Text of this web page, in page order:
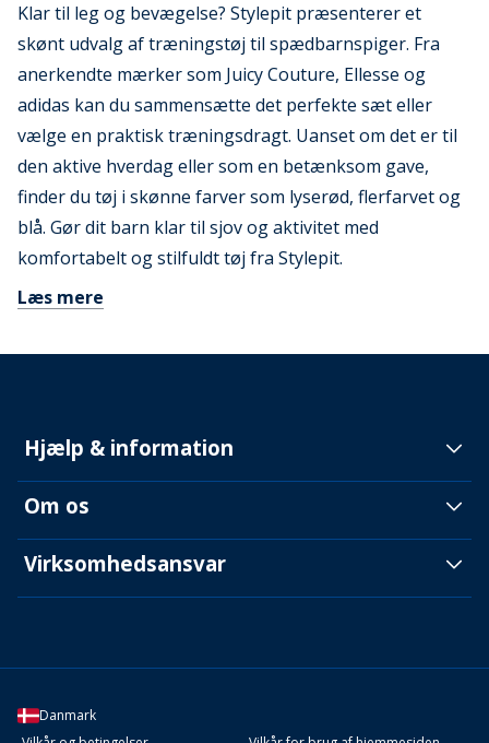
Klar til leg og bevægelse? Stylepit præsenterer et
skønt udvalg af træningstøj til spædbarnspiger. Fra
anerkendte mærker som Juicy Couture, Ellesse og
adidas kan du sammensætte det perfekte sæt eller
vælge en praktisk træningsdragt. Uanset om det er til
den aktive hverdag eller som en betænksom gave,
finder du tøj i skønne farver som lyserød, flerfarvet og
blå. Gør dit barn klar til sjov og aktivitet med
komfortabelt og stilfuldt tøj fra Stylepit.
Læs mere
Hjælp & information
Om os
Virksomhedsansvar
Danmark